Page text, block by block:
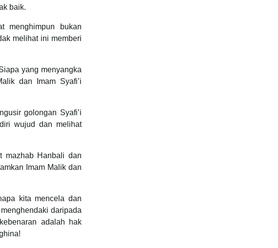
baik.
menghimpun bukan
melihat ini memberi
yang menyangka
dan Imam Syafi’i
golongan Syafi’i
wujud dan melihat
mazhab Hanbali dan
Imam Malik dan
kita mencela dan
daripada
adalah hak